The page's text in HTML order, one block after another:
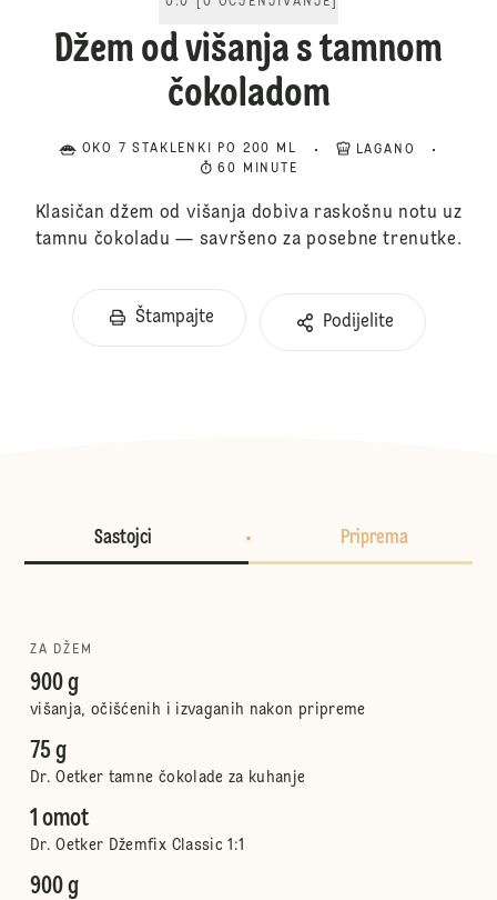
Džem od višanja s tamnom
čokoladom
OKO 7 STAKLENKI PO 200 ML
LAGANO
60 MINUTE
Klasičan džem od višanja dobiva raskošnu notu uz
tamnu čokoladu — savršeno za posebne trenutke.
Štampajte Podijelite
Sastojci Priprema
ZA DŽEM
900 g
višanja, očišćenih i izvaganih nakon pripreme
75 g
Dr. Oetker tamne čokolade za kuhanje
1 omot
Dr. Oetker Džemfix Classic 1:1
900 g